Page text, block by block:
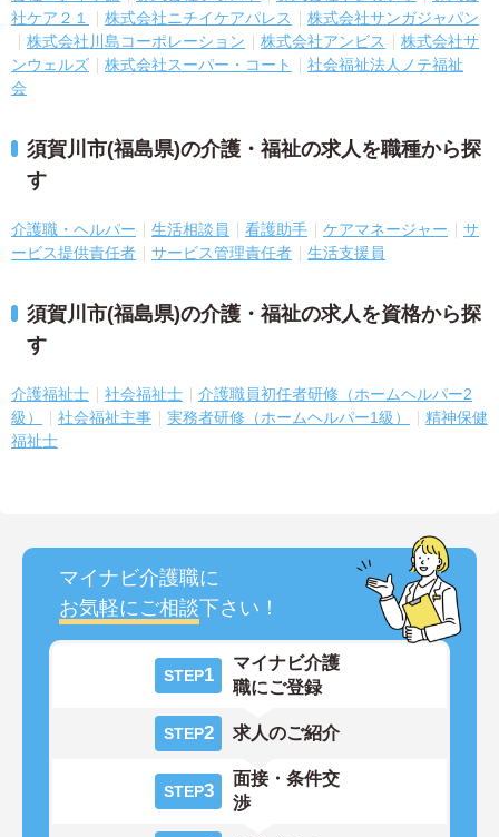
社ケア２１
株式会社ニチイケアパレス
株式会社サンガジャパン
株式会社川島コーポレーション
株式会社アンビス
株式会社サ
ンウェルズ
株式会社スーパー・コート
社会福祉法人ノテ福祉
会
須賀川市(福島県)の介護・福祉の求人を職種から探
す
介護職・ヘルパー 生活相談員 看護助手 ケアマネージャー
サ
ービス提供責任者
サービス管理責任者 生活支援員
須賀川市(福島県)の介護・福祉の求人を資格から探
す
介護福祉士 社会福祉士
介護職員初任者研修（ホームヘルパー2
級）
社会福祉主事 実務者研修（ホームヘルパー1級）
精神保健
福祉士
マイナビ介護職に
お気軽にご相談下さい！
STEP1
マイナビ介護
職にご登録
STEP2 求人のご紹介
STEP3
面接・条件交
渉